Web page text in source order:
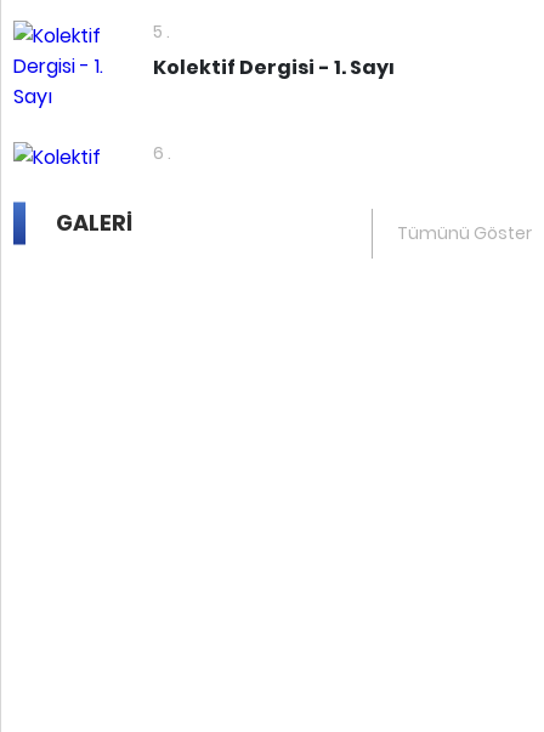
5 .
Kolektif Dergisi - 1. Sayı
6 .
GALERİ Tümünü Göster